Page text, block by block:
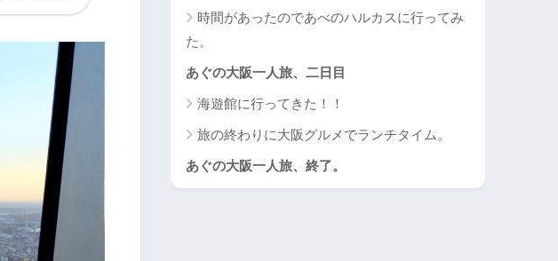
時間があったのであべのハルカスに行ってみ
た。
あぐの大阪一人旅、二日目
海遊館に行ってきた！！
旅の終わりに大阪グルメでランチタイム。
あぐの大阪一人旅、終了。